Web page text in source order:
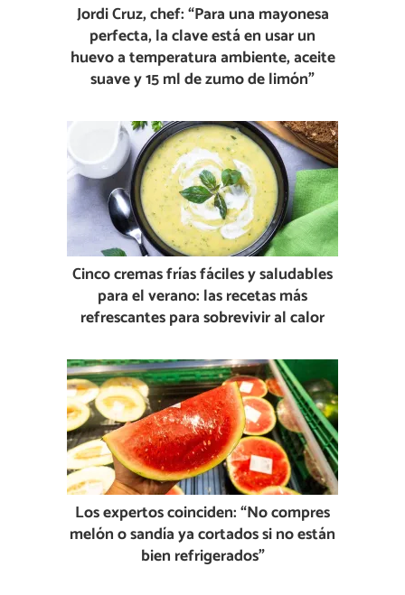
Jordi Cruz, chef: “Para una mayonesa
perfecta, la clave está en usar un
huevo a temperatura ambiente, aceite
suave y 15 ml de zumo de limón”
Cinco cremas frías fáciles y saludables
para el verano: las recetas más
refrescantes para sobrevivir al calor
Los expertos coinciden: “No compres
melón o sandía ya cortados si no están
bien refrigerados”